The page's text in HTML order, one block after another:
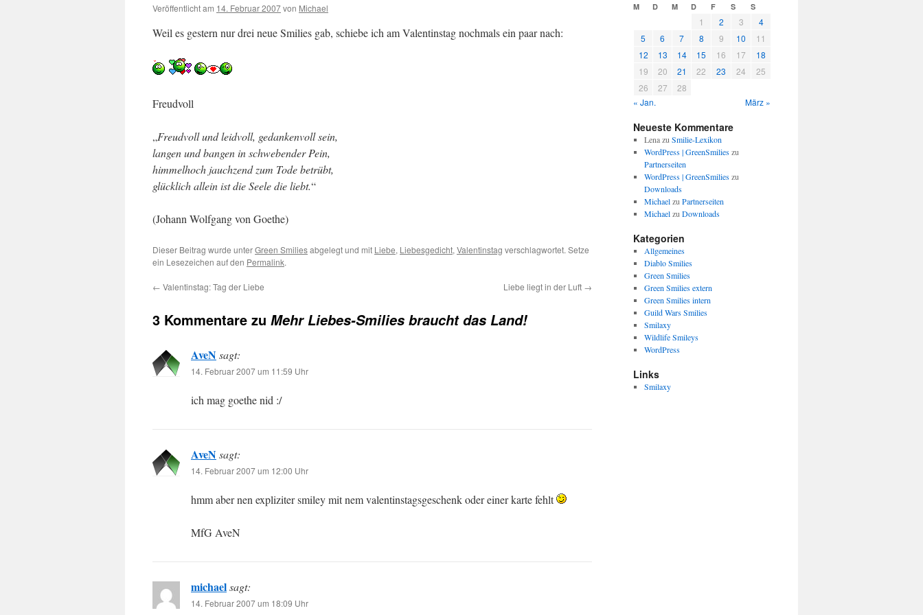
Veröffentlicht am 14. Februar 2007von Michael
Weil es gestern nur drei neue Smilies gab, schiebe ich am Valentinstag nochmals ein paar nach:
Freudvoll
„Freudvoll und leidvoll, gedankenvoll sein,
langen und bangen in schwebender Pein,
himmelhoch jauchzend zum Tode betrübt,
glücklich allein ist die Seele die liebt.“
(Johann Wolfgang von Goethe)
Dieser Beitrag wurde unterGreen Smiliesabgelegt und mit Liebe, Liebesgedicht, Valentinstag verschlagwortet. Setze
ein Lesezeichen auf den Permalink.
← Valentinstag: Tag der Liebe Liebe liegt in der Luft →
3 Kommentare zu Mehr Liebes-Smilies braucht das Land!
AveNsagt:
14. Februar 2007 um 11:59 Uhr
ich mag goethe nid :/
AveNsagt:
14. Februar 2007 um 12:00 Uhr
hmm aber nen expliziter smiley mit nem valentinstagsgeschenk oder einer karte fehlt
MfG AveN
michaelsagt:
14. Februar 2007 um 18:09 Uhr
M D M D F S S
1 2 3
4
5
6 7 8 9 10
11
12
13 14 15 16 17
18
19
20 21 22 23 24
25
26
27
28
« Jan.
März »
Neueste Kommentare
Lenazu Smilie-Lexikon
WordPress | GreenSmilieszu
Partnerseiten
WordPress | GreenSmilieszu
Downloads
Michaelzu Partnerseiten
Michaelzu Downloads
Kategorien
Allgemeines
Diablo Smilies
Green Smilies
Green Smilies extern
Green Smilies intern
Guild Wars Smilies
Smilaxy
Wildlife Smileys
WordPress
Links
Smilaxy